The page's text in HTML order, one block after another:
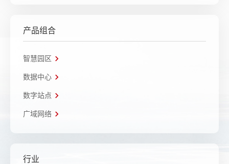
产品组合
智慧园区
数据中心
数字站点
广域网络
行业